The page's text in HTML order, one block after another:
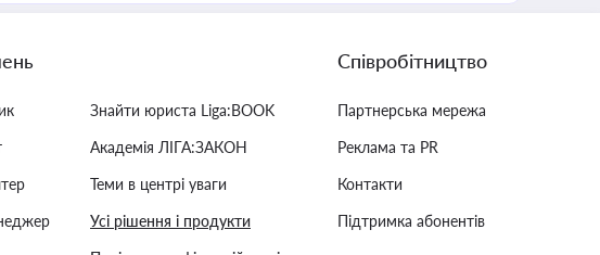
Знайти юриста Liga:BOOK
Академія ЛІГА:ЗАКОН
Теми в центрі уваги
Усі рішення і продукти
Співробітництво
Партнерська мережа
Реклама та PR
Контакти
Підтримка абонентів